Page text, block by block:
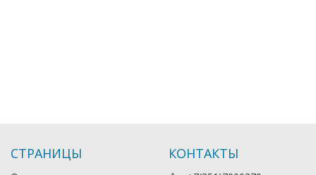
СТРАНИЦЫ КОНТАКТЫ